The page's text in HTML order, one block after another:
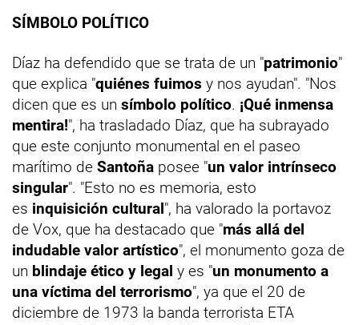
SÍMBOLO POLÍTICO
Díaz ha defendido que se trata de un "patrimonio"
que explica "quiénes fuimos y nos ayudan". "Nos
dicen que es un símbolo político. ¡Qué inmensa
mentira!", ha trasladado Díaz, que ha subrayado
que este conjunto monumental en el paseo
marítimo de Santoña posee "un valor intrínseco
singular". "Esto no es memoria, esto
es inquisición cultural", ha valorado la portavoz
de Vox, que ha destacado que "más allá del
indudable valor artístico", el monumento goza de
un blindaje ético y legal y es "un monumento a
una víctima del terrorismo", ya que el 20 de
diciembre de 1973 la banda terrorista ETA